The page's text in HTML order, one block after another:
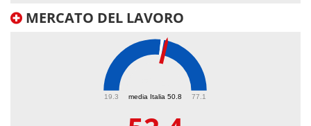
MERCATO DEL LAVORO
media Italia 50.8
19.3 77.1